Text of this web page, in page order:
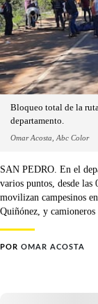
Bloqueo total de la
departamento.
Omar Acosta, Abc Color
SAN PEDRO. En el
varios puntos, desde
movilizan campesinos
Quiñónez, y camioneros
POR OMAR ACOSTA